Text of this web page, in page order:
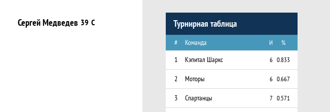
Сергей Медведев 39 C Турнирная таблица
# Команда И %
1 Кэпитал Шаркс 6 0.833
2 Моторы 6 0.667
3 Спартанцы 7 0.571